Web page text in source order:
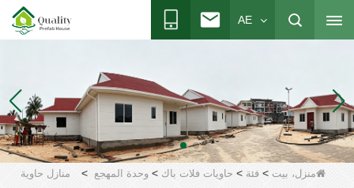
AE
منزل، بيت > فئة > حاويات فلات باك > وحدة المهجع >
منازل حاوية